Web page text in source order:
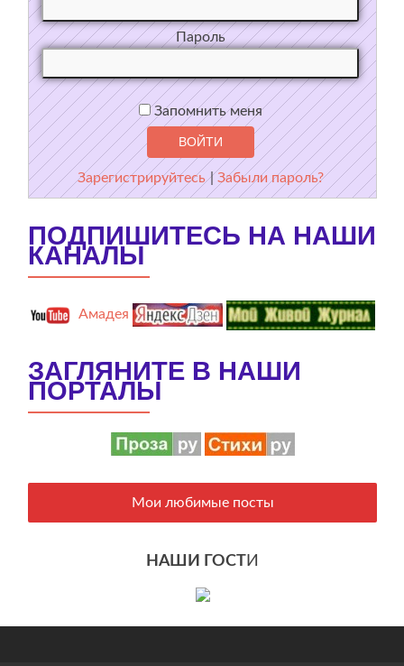
Пароль
Запомнить меня
Зарегистрируйтесь |Забыли пароль?
ПОДПИШИТЕСЬ НА НАШИ
КАНАЛЫ
Амадея
ЗАГЛЯНИТЕ В НАШИ
ПОРТАЛЫ
Мои любимые посты
НАШИ ГОСТИ